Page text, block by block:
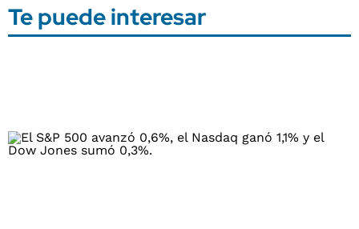
Te puede interesar